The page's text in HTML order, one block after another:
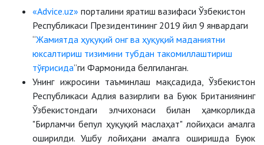
«Advice.uz» порталини яратиш вазифаси Ўзбекистон
Республикаси Президентининг 2019 йил 9 январдаги
“Жамиятда ҳуқуқий онг ва ҳуқуқий маданиятни
юксалтириш тизимини тубдан такомиллаштириш
тўғрисида”ги Фармонида белгиланган.
Унинг ижросини таъминлаш мақсадида, Ўзбекистон
Республикаси Адлия вазирлиги ва Буюк Британиянинг
Ўзбекистондаги элчихонаси билан ҳамкорликда
"Бирламчи бепул ҳуқуқий маслаҳат" лойиҳаси амалга
оширилди. Ушбу лойиҳани амалга оширишда Буюк